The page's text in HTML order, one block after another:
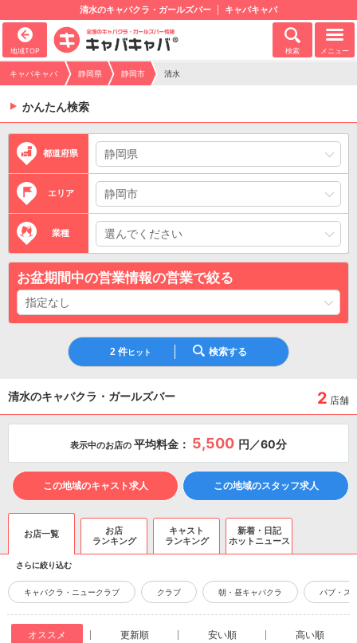
清水のキャバクラ・ガールズバー キャバキャバ
地域TOP 検索 メニュー
キャバキャバ 静岡県 静岡市 清水
かんたん検索
都道府県
エリア
業種
お盆期間中の営業情報の営業で絞る
2 件ヒット 検索する
清水のキャバクラ・ガールズバー 2 店舗
表示中のお店の 平均料金： 5,500 円／60分
この地域のキャスト求人 この地域のスタッフ求人
お店一覧
お店
ランキング
キャスト
ランキング
新着・日記
ホットニュース
さらに絞り込む
キャバクラ・ニュークラブ クラブ 朝・昼キャバクラ パブ・ス
オススメ 更新順 安い順 高い順